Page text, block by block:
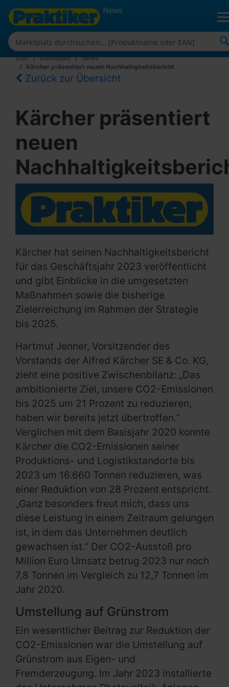
News
Start Marktplatz
News
Kärcher präsentiert neuen Nachhaltigkeitsbericht
Zurück zur Übersicht
Kärcher präsentiert
neuen
Kärcher hat seinen Nachhaltigkeitsbericht
für das Geschäftsjahr 2023 veröffentlicht
und gibt Einblicke in die umgesetzten
Maßnahmen sowie die bisherige
Zielerreichung im Rahmen der Strategie
bis 2025.
Hartmut Jenner, Vorsitzender des
Vorstands der Alfred Kärcher SE & Co. KG,
zieht eine positive Zwischenbilanz: „Das
ambitionierte Ziel, unsere CO2-Emissionen
bis 2025 um 21 Prozent zu reduzieren,
haben wir bereits jetzt übertroffen.“
Verglichen mit dem Basisjahr 2020 konnte
Kärcher die CO2-Emissionen seiner
Produktions- und Logistikstandorte bis
2023 um 16.660 Tonnen reduzieren, was
einer Reduktion von 28 Prozent entspricht.
„Ganz besonders freut mich, dass uns
diese Leistung in einem Zeitraum gelungen
ist, in dem das Unternehmen deutlich
gewachsen ist.“ Der CO2-Ausstoß pro
Million Euro Umsatz betrug 2023 nur noch
7,8 Tonnen im Vergleich zu 12,7 Tonnen im
Jahr 2020.
Umstellung auf Grünstrom
Ein wesentlicher Beitrag zur Reduktion der
CO2-Emissionen war die Umstellung auf
Grünstrom aus Eigen- und
Fremderzeugung. Im Jahr 2023 installierte